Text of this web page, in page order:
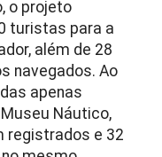
o projeto
turistas para a
além de 28
navegados. Ao
apenas
Náutico,
registrados e 32